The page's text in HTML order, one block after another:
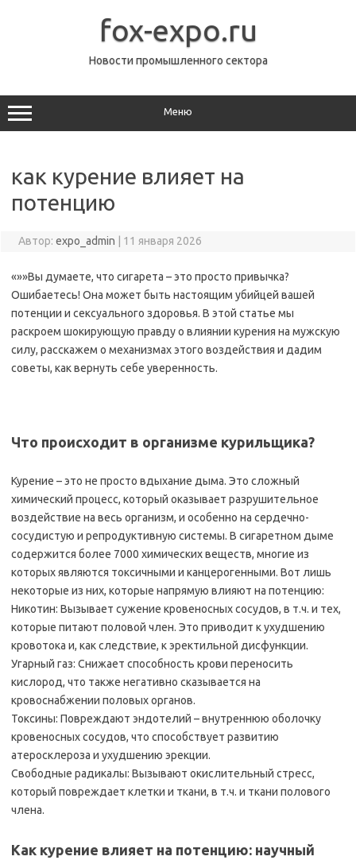
fox-expo.ru
Новости промышленного сектора
Меню
как курение влияет на
потенцию
Автор: expo_admin 11 января 2026
«»»Вы думаете, что сигарета – это просто привычка?
Ошибаетесь! Она может быть настоящим убийцей вашей
потенции и сексуального здоровья. В этой статье мы
раскроем шокирующую правду о влиянии курения на мужскую
силу, расскажем о механизмах этого воздействия и дадим
советы, как вернуть себе уверенность.
Что происходит в организме курильщика?
Курение – это не просто вдыхание дыма. Это сложный
химический процесс, который оказывает разрушительное
воздействие на весь организм, и особенно на сердечно-
сосудистую и репродуктивную системы. В сигаретном дыме
содержится более 7000 химических веществ, многие из
которых являются токсичными и канцерогенными. Вот лишь
некоторые из них, которые напрямую влияют на потенцию:
Никотин: Вызывает сужение кровеносных сосудов, в т.ч. и тех,
которые питают половой член. Это приводит к ухудшению
кровотока и, как следствие, к эректильной дисфункции.
Угарный газ: Снижает способность крови переносить
кислород, что также негативно сказывается на
кровоснабжении половых органов.
Токсины: Повреждают эндотелий – внутреннюю оболочку
кровеносных сосудов, что способствует развитию
атеросклероза и ухудшению эрекции.
Свободные радикалы: Вызывают окислительный стресс,
который повреждает клетки и ткани, в т.ч. и ткани полового
члена.
Как курение влияет на потенцию: научный